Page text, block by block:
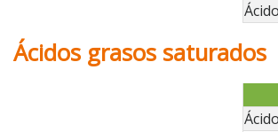
Ácidos grasos saturados